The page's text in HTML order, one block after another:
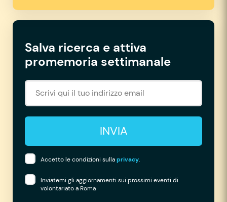
Salva ricerca e attiva
promemoria settimanale
INVIA
Accetto le condizioni sullaprivacy.
Inviatemi gli aggiornamenti sui prossimi eventi di
volontariato a Roma